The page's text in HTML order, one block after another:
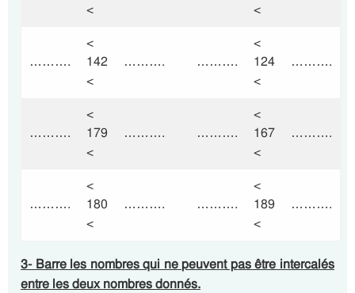
<
<
……….
<
142
<
………. ……….
<
124
<
……….
……….
<
179
<
………. ……….
<
167
<
……….
……….
<
180
<
………. ……….
<
189
<
……….
3- Barre les nombres qui ne peuvent pas être intercalés
entre les deux nombres donnés.